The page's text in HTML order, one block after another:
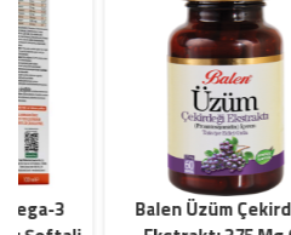
Balen Üzüm Çekirdeği